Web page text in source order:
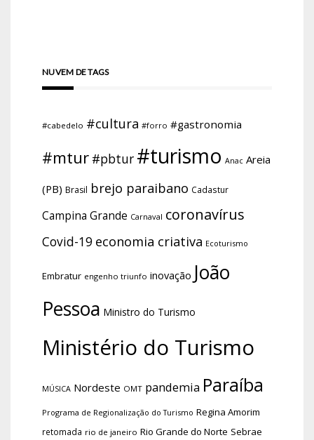
NUVEM DE TAGS
#cabedelo #cultura #forro #gastronomia
#mtur #pbtur #turismo Anac Areia
(PB) Brasil brejo paraibano Cadastur
Campina Grande Carnaval coronavírus
Covid-19 economia criativa Ecoturismo
Embratur engenho triunfo inovação João
Pessoa Ministro do Turismo
Ministério do Turismo
MÚSICA Nordeste OMT pandemia Paraíba
Programa de Regionalização do Turismo Regina Amorim
retomada rio de janeiro Rio Grande do Norte Sebrae